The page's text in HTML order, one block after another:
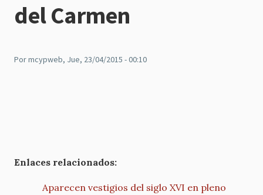
del Carmen
Pormcypweb, Jue, 23/04/2015 - 00:10
Enlaces relacionados:
Aparecen vestigios del siglo XVI en pleno